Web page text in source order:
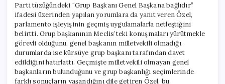
Parti tüzüğündeki “Grup Başkanı Genel Başkana bağlıdır”
ifadesi üzerinden yapılan yorumlara da yanıt veren Özel,
parlamento işleyişinin geçmiş uygulamalarla netleştiğini
belirtti. Grup başkanının Meclis’teki konuşmaları yürütmekle
görevli olduğunu, genel başkanın milletvekili olmadığı
durumlarda ise kürsüye grup başkanı tarafından davet
edildiğini hatırlattı. Geçmişte milletvekili olmayan genel
başkanların bulunduğunu ve grup başkanlığı seçimlerinde
farklı sonuçların yaşandığını dile getiren Özel, bu